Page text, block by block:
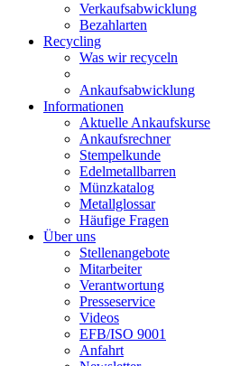
Verkaufsabwicklung
Bezahlarten
Recycling
Was wir recyceln
Ankaufsabwicklung
Informationen
Aktuelle Ankaufskurse
Ankaufsrechner
Stempelkunde
Edelmetallbarren
Münzkatalog
Metallglossar
Häufige Fragen
Über uns
Stellenangebote
Mitarbeiter
Verantwortung
Presseservice
Videos
EFB/ISO 9001
Anfahrt